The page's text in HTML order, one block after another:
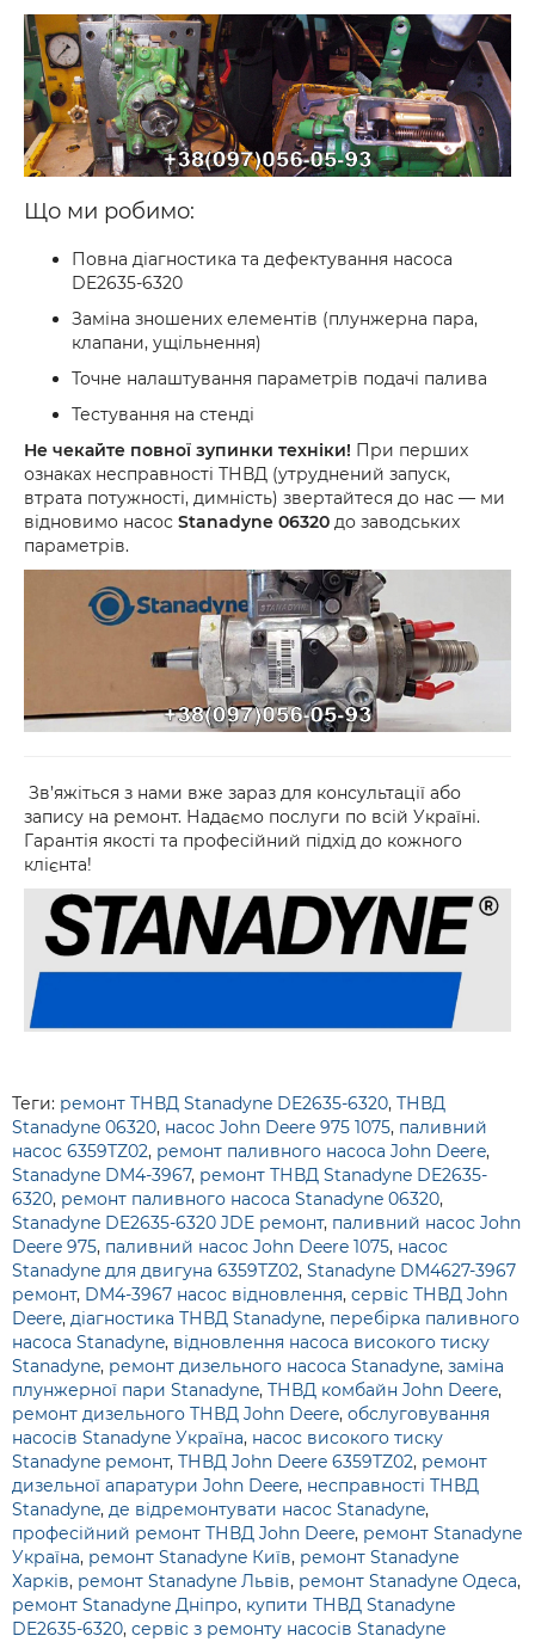
Що ми робимо:
Повна діагностика та дефектування насоса
DE2635-6320
Заміна зношених елементів (плунжерна пара,
клапани, ущільнення)
Точне налаштування параметрів подачі палива
Тестування на стенді
Не чекайте повної зупинки техніки! При перших
ознаках несправності ТНВД (утруднений запуск,
втрата потужності, димність) звертайтеся до нас — ми
відновимо насос Stanadyne 06320 до заводських
параметрів.
Зв’яжіться з нами вже зараз для консультації або
запису на ремонт. Надаємо послуги по всій Україні.
Гарантія якості та професійний підхід до кожного
клієнта!
Теги: ремонт ТНВД Stanadyne DE2635-6320, ТНВД
Stanadyne 06320, насос John Deere 975 1075, паливний
насос 6359TZ02, ремонт паливного насоса John Deere,
Stanadyne DM4-3967, ремонт ТНВД Stanadyne DE2635-
6320, ремонт паливного насоса Stanadyne 06320,
Stanadyne DE2635-6320 JDE ремонт, паливний насос John
Deere 975, паливний насос John Deere 1075, насос
Stanadyne для двигуна 6359TZ02, Stanadyne DM4627-3967
ремонт, DM4-3967 насос відновлення, сервіс ТНВД John
Deere, діагностика ТНВД Stanadyne, перебірка паливного
насоса Stanadyne, відновлення насоса високого тиску
Stanadyne, ремонт дизельного насоса Stanadyne, заміна
плунжерної пари Stanadyne, ТНВД комбайн John Deere,
ремонт дизельного ТНВД John Deere, обслуговування
насосів Stanadyne Україна, насос високого тиску
Stanadyne ремонт, ТНВД John Deere 6359TZ02, ремонт
дизельної апаратури John Deere, несправності ТНВД
Stanadyne, де відремонтувати насос Stanadyne,
професійний ремонт ТНВД John Deere, ремонт Stanadyne
Україна, ремонт Stanadyne Київ, ремонт Stanadyne
Харків, ремонт Stanadyne Львів, ремонт Stanadyne Одеса,
ремонт Stanadyne Дніпро, купити ТНВД Stanadyne
DE2635-6320, сервіс з ремонту насосів Stanadyne